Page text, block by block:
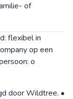
of
flexibel in
op een
o
door Wildtree. •